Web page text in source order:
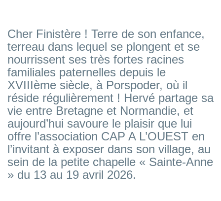
Cher Finistère ! Terre de son enfance,
terreau dans lequel se plongent et se
nourrissent ses très fortes racines
familiales paternelles depuis le
XVIIIème siècle, à Porspoder, où il
réside régulièrement ! Hervé partage sa
vie entre Bretagne et Normandie, et
aujourd’hui savoure le plaisir que lui
offre l’association CAP A L’OUEST en
l’invitant à exposer dans son village, au
sein de la petite chapelle « Sainte-Anne
» du 13 au 19 avril 2026.